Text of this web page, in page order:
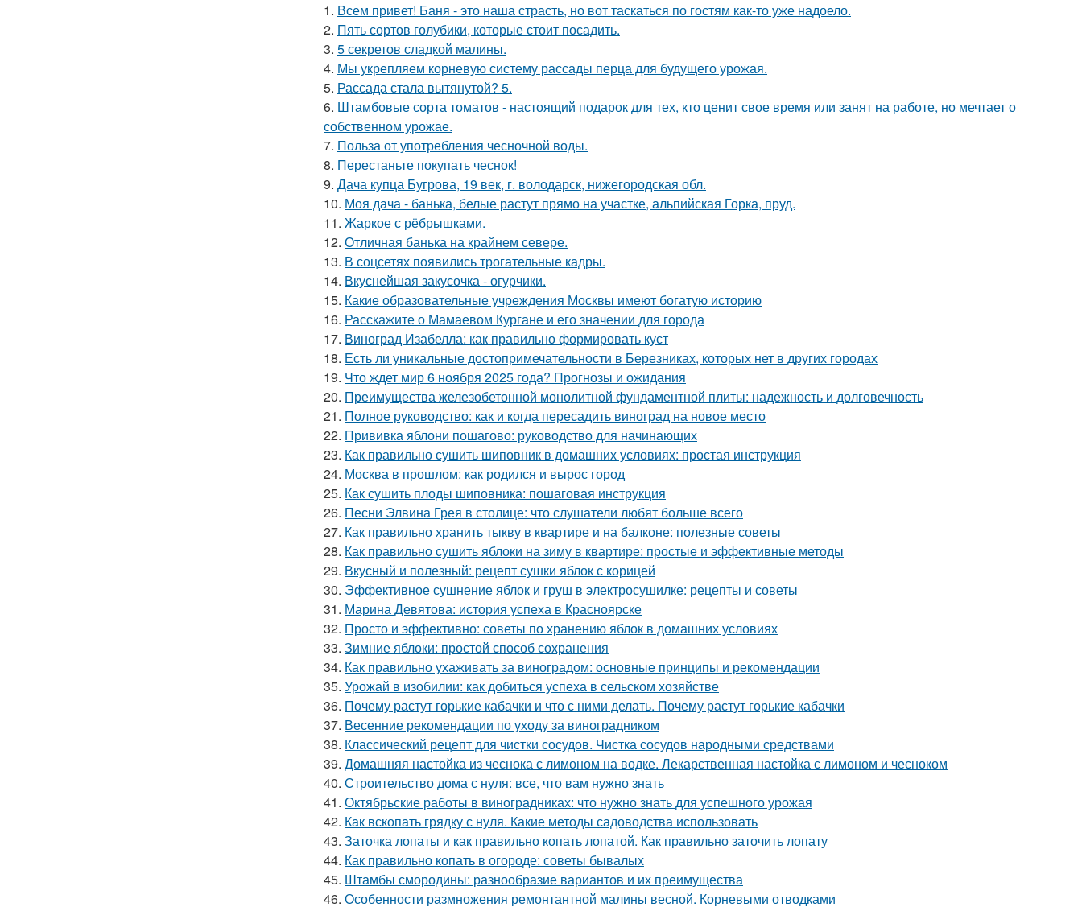
1. Всем привет! Баня - это наша страсть, но вот таскаться по гостям как-то уже надоело.
2. Пять сортов голубики, которые стоит посадить.
3. 5 секретов сладкой малины.
4. Мы укрепляем корневую систему рассады перца для будущего урожая.
5. Рассада стала вытянутой? 5.
6. Штамбовые сорта томатов - настоящий подарок для тех, кто ценит свое время или занят на работе, но мечтает о
собственном урожае.
7. Польза от употребления чесночной воды.
8. Перестаньте покупать чеснок!
9. Дача купца Бугрова, 19 век, г. володарск, нижегородская обл.
10. Моя дача - банька, белые растут прямо на участке, альпийская Горка, пруд.
11. Жаркое с рёбрышками.
12. Отличная банька на крайнем севере.
13. В соцсетях появились трогательные кадры.
14. Вкуснейшая закусочка - огурчики.
15. Какие образовательные учреждения Москвы имеют богатую историю
16. Расскажите о Мамаевом Кургане и его значении для города
17. Виноград Изабелла: как правильно формировать куст
18. Есть ли уникальные достопримечательности в Березниках, которых нет в других городах
19. Что ждет мир 6 ноября 2025 года? Прогнозы и ожидания
20. Преимущества железобетонной монолитной фундаментной плиты: надежность и долговечность
21. Полное руководство: как и когда пересадить виноград на новое место
22. Прививка яблони пошагово: руководство для начинающих
23. Как правильно сушить шиповник в домашних условиях: простая инструкция
24. Москва в прошлом: как родился и вырос город
25. Как сушить плоды шиповника: пошаговая инструкция
26. Песни Элвина Грея в столице: что слушатели любят больше всего
27. Как правильно хранить тыкву в квартире и на балконе: полезные советы
28. Как правильно сушить яблоки на зиму в квартире: простые и эффективные методы
29. Вкусный и полезный: рецепт сушки яблок с корицей
30. Эффективное сушнение яблок и груш в электросушилке: рецепты и советы
31. Марина Девятова: история успеха в Красноярске
32. Просто и эффективно: советы по хранению яблок в домашних условиях
33. Зимние яблоки: простой способ сохранения
34. Как правильно ухаживать за виноградом: основные принципы и рекомендации
35. Урожай в изобилии: как добиться успеха в сельском хозяйстве
36. Почему растут горькие кабачки и что с ними делать. Почему растут горькие кабачки
37. Весенние рекомендации по уходу за виноградником
38. Классический рецепт для чистки сосудов. Чистка сосудов народными средствами
39. Домашняя настойка из чеснока с лимоном на водке. Лекарственная настойка с лимоном и чесноком
40. Строительство дома с нуля: все, что вам нужно знать
41. Октябрьские работы в виноградниках: что нужно знать для успешного урожая
42. Как вскопать грядку с нуля. Какие методы садоводства использовать
43. Заточка лопаты и как правильно копать лопатой. Как правильно заточить лопату
44. Как правильно копать в огороде: советы бывалых
45. Штамбы смородины: разнообразие вариантов и их преимущества
46. Особенности размножения ремонтантной малины весной. Корневыми отводками